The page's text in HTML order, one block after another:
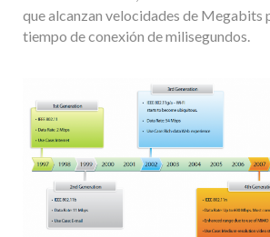
que alcanzan velocidades de Megabits
tiempo de conexión de milisegundos.